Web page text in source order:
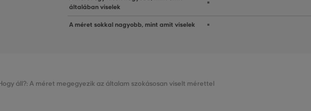
általában viselek
A méret sokkal nagyobb, mint amit viselek
áll?: A méret megegyezik az általam szokásosan viselt mérettel